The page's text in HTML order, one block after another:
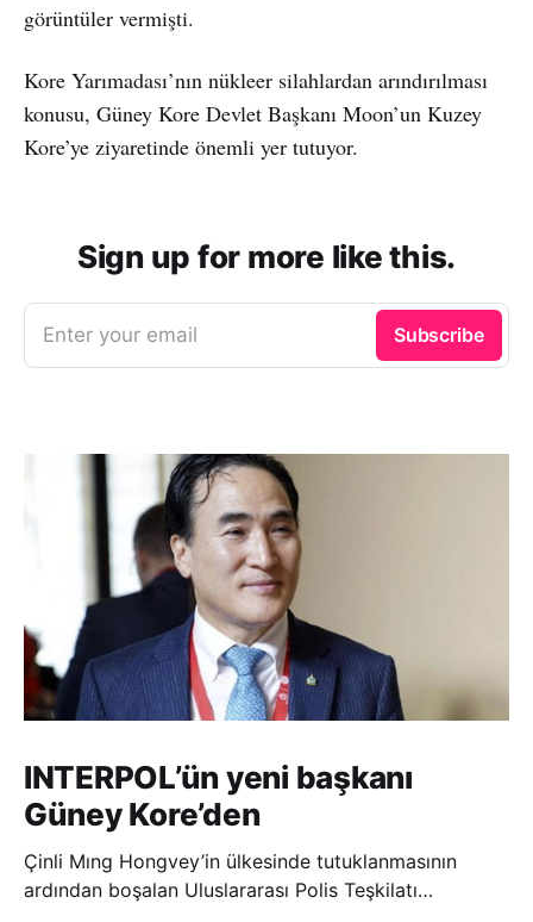
görüntüler vermişti.
Kore Yarımadası’nın nükleer silahlardan arındırılması
konusu, Güney Kore Devlet Başkanı Moon’un Kuzey
Kore’ye ziyaretinde önemli yer tutuyor.
Sign up for more like this.
Enter your email Subscribe
INTERPOL’ün yeni başkanı
Güney Kore’den
Çinli Mıng Hongvey’in ülkesinde tutuklanmasının
ardından boşalan Uluslararası Polis Teşkilatı